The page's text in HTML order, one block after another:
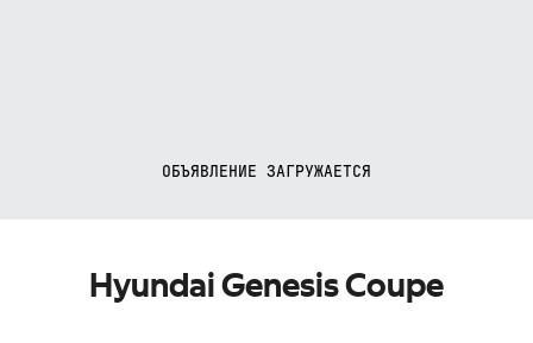
ОБЪЯВЛЕНИЕ ЗАГРУЖАЕТСЯ
Hyundai Genesis Coupe